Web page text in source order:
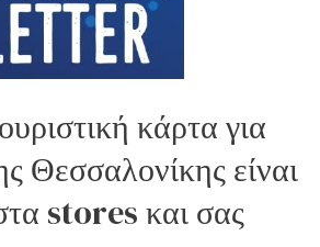
κάρτα για
Θεσσαλονίκης είναι
stores και σας